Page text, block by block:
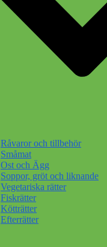
Råvaror och tillbehör
Småmat
Ost och Ägg
Soppor, gröt och liknande
Vegetariska rätter
Fiskrätter
Kötträtter
Efterrätter